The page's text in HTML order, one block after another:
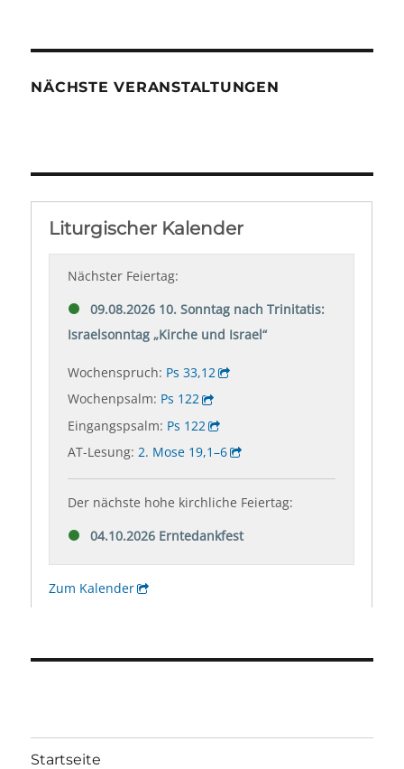
NÄCHSTE VERANSTALTUNGEN
Startseite